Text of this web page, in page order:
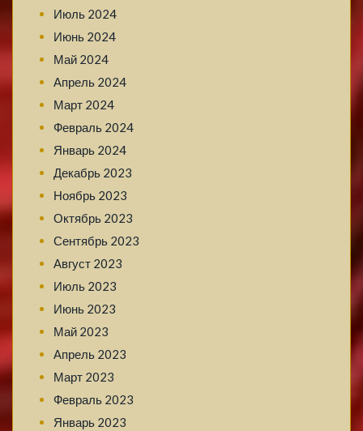
Июль 2024
Июнь 2024
Май 2024
Апрель 2024
Март 2024
Февраль 2024
Январь 2024
Декабрь 2023
Ноябрь 2023
Октябрь 2023
Сентябрь 2023
Август 2023
Июль 2023
Июнь 2023
Май 2023
Апрель 2023
Март 2023
Февраль 2023
Январь 2023